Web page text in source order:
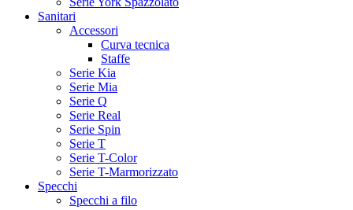
Sanitari
Accessori
Curva tecnica
Staffe
Serie Kia
Serie Mia
Serie Q
Serie Real
Serie Spin
Serie T
Serie T-Color
Serie T-Marmorizzato
Specchi
Specchi a filo